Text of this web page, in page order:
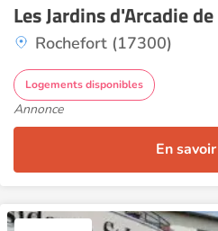
Les Jardins d'Arcadie
Rochefort (17300)
Logements disponibles
Annonce
En